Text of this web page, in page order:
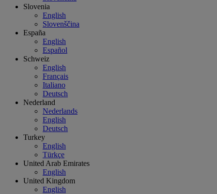
Slovenia
English
Slovenščina
España
English
Español
Schweiz
English
Français
Italiano
Deutsch
Nederland
Nederlands
English
Deutsch
Turkey
English
Türkçe
United Arab Emirates
English
United Kingdom
English